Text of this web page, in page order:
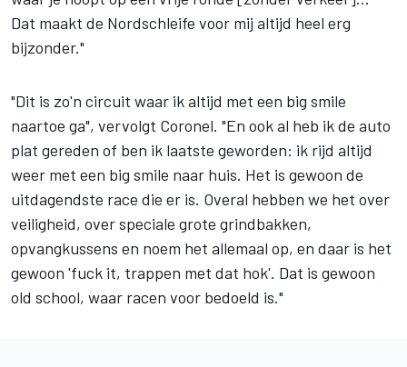
Dat maakt de Nordschleife voor mij altijd heel erg
bijzonder."
"Dit is zo'n circuit waar ik altijd met een big smile
naartoe ga", vervolgt Coronel. "En ook al heb ik de auto
plat gereden of ben ik laatste geworden: ik rijd altijd
weer met een big smile naar huis. Het is gewoon de
uitdagendste race die er is. Overal hebben we het over
veiligheid, over speciale grote grindbakken,
opvangkussens en noem het allemaal op, en daar is het
gewoon 'fuck it, trappen met dat hok'. Dat is gewoon
old school, waar racen voor bedoeld is."